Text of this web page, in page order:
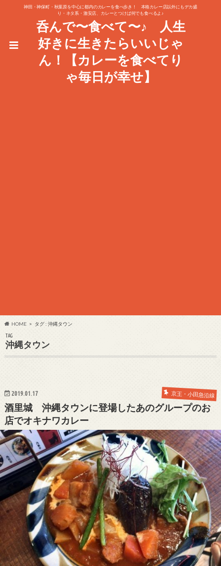
神田・神保町・秋葉原を中心に都内のカレーを食べ歩き！ 本格カレー店以外にもデカ盛
り・ネタ系・激安店、カレーとつけば何でも食べるよ♪
呑んで〜食べて〜♪ 人生
好きに生きたらいいじゃ
ん！【カレーを食べてり
ゃ毎日が幸せ】
HOME タグ : 沖縄タウン
TAG
沖縄タウン
2019.01.17 京王・小田急沿線
酒里城 沖縄タウンに登場したあのグループのお
店でオキナワカレー